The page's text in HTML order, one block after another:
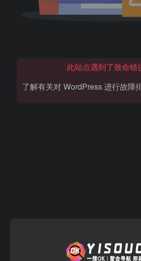
此站点遇到了致命错
了解有关对 WordPress 进行故障